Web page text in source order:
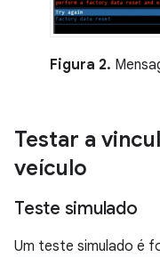
Figura 2.
Testar a
veículo
Teste simulado
Um teste simulado é